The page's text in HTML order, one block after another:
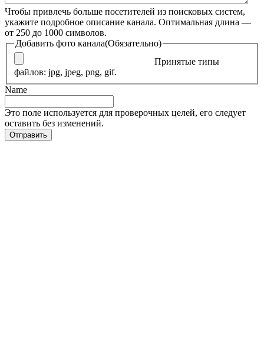
Чтобы привлечь больше посетителей из поисковых систем,
укажите подробное описание канала. Оптимальная длина —
от 250 до 1000 символов.
Добавить фото канала(Обязательно)
Принятые типы
файлов: jpg, jpeg, png, gif.
Name
Это поле используется для проверочных целей, его следует
оставить без изменений.